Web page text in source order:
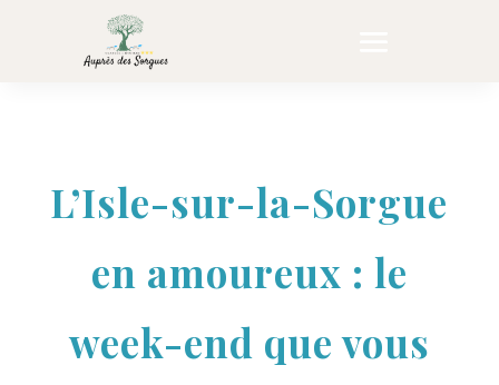
L’Isle-sur-la-Sorgue
en amoureux : le
week-end que vous